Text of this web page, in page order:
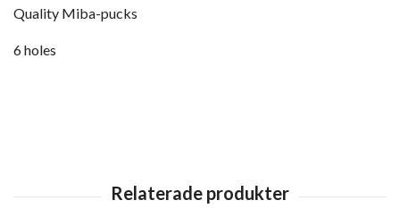
Quality Miba-pucks
6 holes